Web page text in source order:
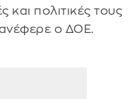
και πολιτικές τους
ο ΔΟΕ.